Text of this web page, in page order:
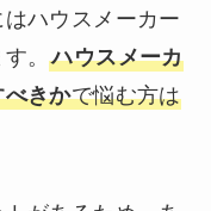
ハウスメーカー
す。ハウスメーカ
べきかで悩む方は